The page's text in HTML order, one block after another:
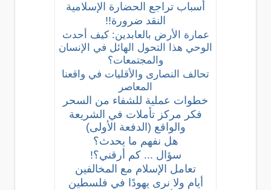
أسباب تراجع الحضارة الإسلامية
النقد ضرورة!!
عمارة الأرض بالعابدين: كيف أحدث
الوحي هذا التحول الهائل في الإنسان
والمجتمعات؟
تحالف النصارى والأقليات في واقعنا
المعاصر
خطوات عملية للشفاء من السحر
فكر مركز تأملات في الشريعة
والواقع (الدفعة الأولى)
هل نفهم ما يحدث؟
سؤال ... كم أرقني؟!
تعامل الإسلام مع المخالفين
أيام ولا نرى يهودًا في فلسطين